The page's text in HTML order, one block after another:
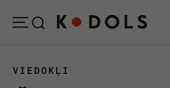
VIEDOKĻI